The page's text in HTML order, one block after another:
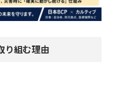
り組む理由